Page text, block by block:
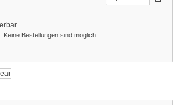
Bestellungen sind möglich.